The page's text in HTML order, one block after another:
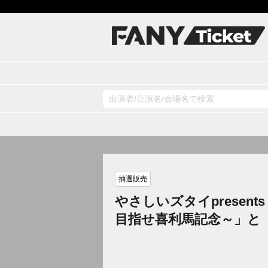
抽選販売
やさしいズタイpresents
目指せ喜利馬記念～」